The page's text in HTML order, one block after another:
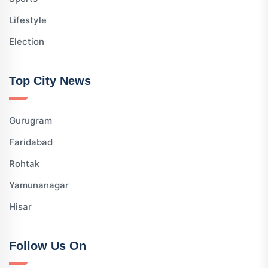
Lifestyle
Election
Top City News
Gurugram
Faridabad
Rohtak
Yamunanagar
Hisar
Follow Us On